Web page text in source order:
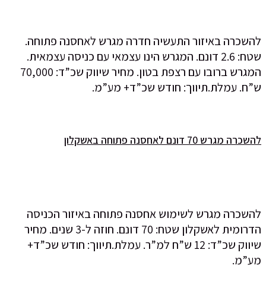
להשכרה באיזור התעשיה חדרה מגרש לאחסנה פתוחה.
שטח: 2.6 דונם. המגרש הינו עצמאי עם כניסה עצמאית.
המגרש ברובו עם רצפת בטון. מחיר שיווק שכ”ד: 70,000
ש”ח. עמלת.תיווך: חודש שכ”ד+ מע”מ.
להשכרה מגרש 70 דונם לאחסנה פתוחה באשקלון
להשכרה מגרש לשימוש אחסנה פתוחה באיזור הכניסה
הדרומית לאשקלון שטח: 70 דונם. חוזה ל-3 שנים. מחיר
שיווק שכ”ד: 12 ש”ח למ”ר. עמלת.תיווך: חודש שכ”ד+
מע”מ.